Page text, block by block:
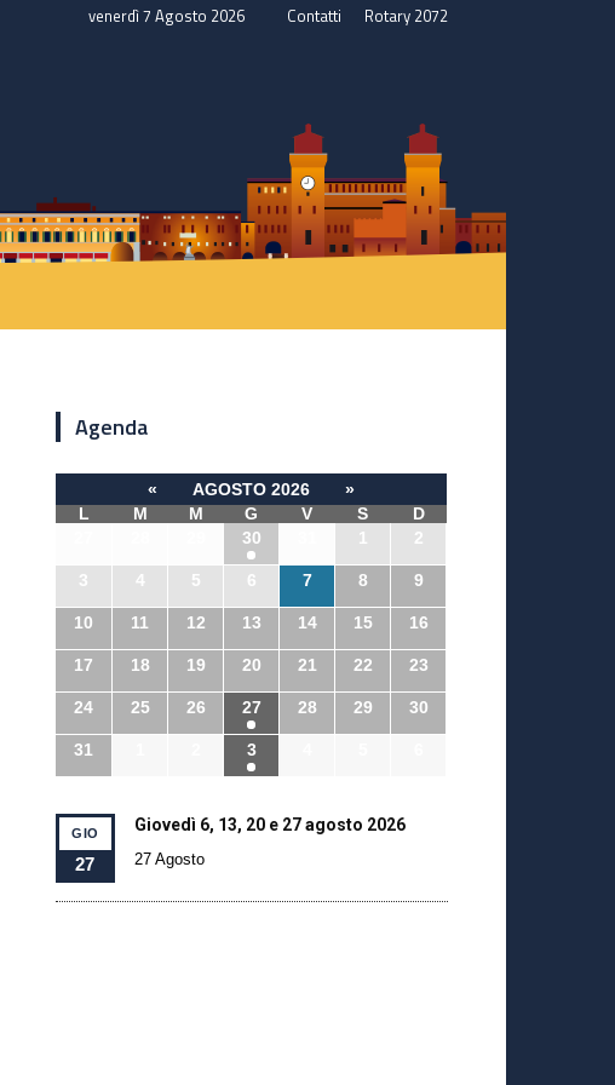
venerdì 7 Agosto 2026 Contatti Rotary 2072
Agenda
« AGOSTO 2026
»
L
M M G V S
D
30 1 2
3 4 5 6 7 8 9
10 11 12 13 14 15 16
17 18 19 20 21 22 23
24 25 26 27 28 29 30
31 3
GIO
27
Giovedì 6, 13, 20 e 27 agosto 2026
27 Agosto